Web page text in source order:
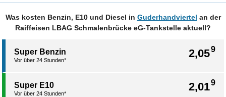
Was kosten Benzin, E10 und Diesel in Guderhandviertel an der
Raiffeisen LBAG Schmalenbrücke eG-Tankstelle aktuell?
2,059
Super Benzin
Vor über 24 Stunden*
2,019
Super E10
Vor über 24 Stunden*